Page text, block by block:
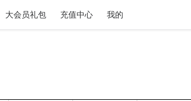
大会员礼包 充值中心 我的